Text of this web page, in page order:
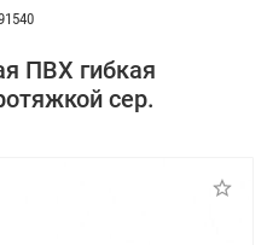
ПВХ гибкая
сер.